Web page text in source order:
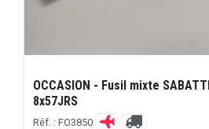
OCCASION - Fusil mixte
8x57JRS
Réf. : FO3850